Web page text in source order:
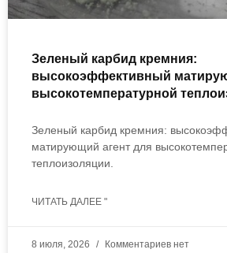
Зеленый карбид кремния:
высокоэффективный
высокотемпературной
Зеленый карбид кремния:
матирующий агент для
теплоизоляции.
ЧИТАТЬ ДАЛЕЕ "
8 июля, 2026 Комментариев нет